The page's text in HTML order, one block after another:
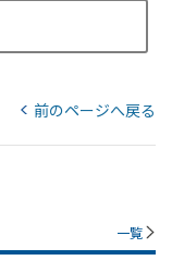
前のページへ戻る
一覧